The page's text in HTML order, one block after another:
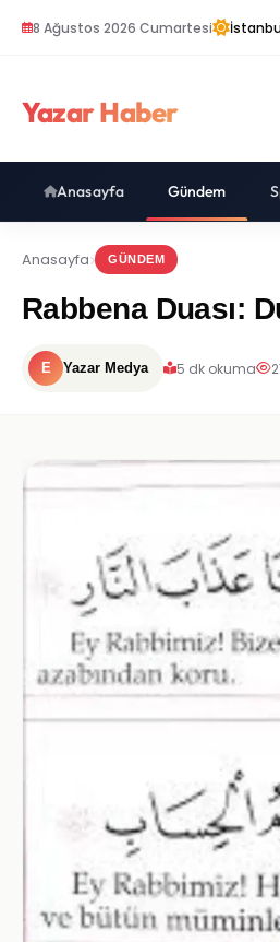
8 Ağustos 2026 Cumartesi
Yazar Haber
Anasayfa Gündem
Anasayfa GÜNDEM
Rabbena Duası:
E Yazar Medya 5 dk okuma